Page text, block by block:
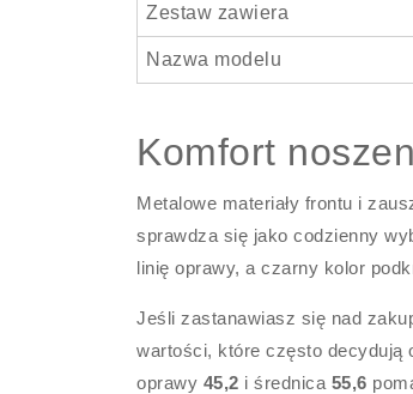
Zestaw zawiera
Nazwa modelu
Komfort
Metalowe materiały frontu i
sprawdza się jako codzienny
linię oprawy, a czarny kolor
Jeśli zastanawiasz się nad
wartości, które często decydują
oprawy 45,2 i średnica 55,6